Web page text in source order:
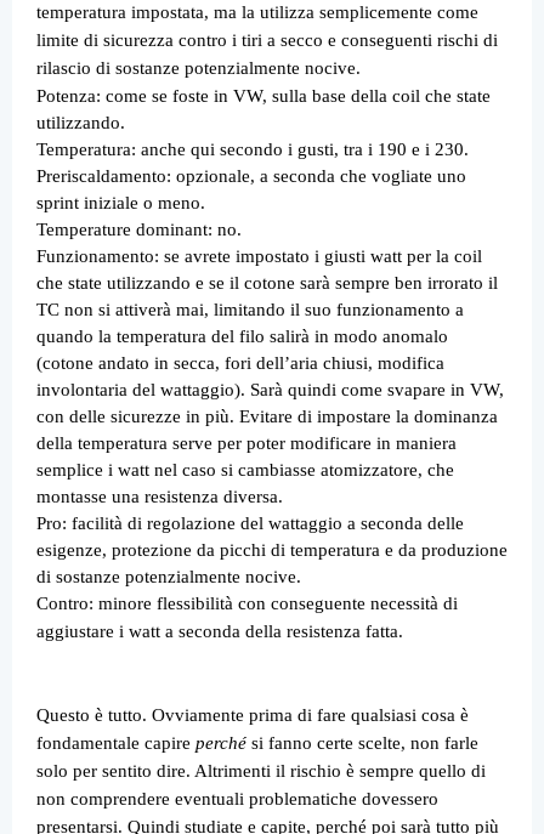
temperatura impostata, ma la utilizza semplicemente come
limite di sicurezza contro i tiri a secco e conseguenti rischi di
rilascio di sostanze potenzialmente nocive.
Potenza: come se foste in VW, sulla base della coil che state
utilizzando.
Temperatura: anche qui secondo i gusti, tra i 190 e i 230.
Preriscaldamento: opzionale, a seconda che vogliate uno
sprint iniziale o meno.
Temperature dominant: no.
Funzionamento: se avrete impostato i giusti watt per la coil
che state utilizzando e se il cotone sarà sempre ben irrorato il
TC non si attiverà mai, limitando il suo funzionamento a
quando la temperatura del filo salirà in modo anomalo
(cotone andato in secca, fori dell’aria chiusi, modifica
involontaria del wattaggio). Sarà quindi come svapare in VW,
con delle sicurezze in più. Evitare di impostare la dominanza
della temperatura serve per poter modificare in maniera
semplice i watt nel caso si cambiasse atomizzatore, che
montasse una resistenza diversa.
Pro: facilità di regolazione del wattaggio a seconda delle
esigenze, protezione da picchi di temperatura e da produzione
di sostanze potenzialmente nocive.
Contro: minore flessibilità con conseguente necessità di
aggiustare i watt a seconda della resistenza fatta.
Questo è tutto. Ovviamente prima di fare qualsiasi cosa è
fondamentale capire perché si fanno certe scelte, non farle
solo per sentito dire. Altrimenti il rischio è sempre quello di
non comprendere eventuali problematiche dovessero
presentarsi. Quindi studiate e capite, perché poi sarà tutto più